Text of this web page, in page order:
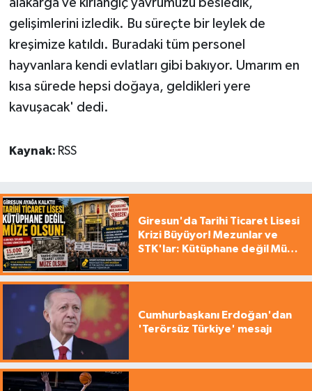
alakarga ve kırlangıç yavrumuzu besledik,
gelişimlerini izledik. Bu süreçte bir leylek de
kreşimize katıldı. Buradaki tüm personel
hayvanlara kendi evlatları gibi bakıyor. Umarım en
kısa sürede hepsi doğaya, geldikleri yere
kavuşacak' dedi.
Kaynak: RSS
Giresun'da Tarihi Ticaret Lisesi
Krizi Büyüyor! Mezunlar ve
STK'lar: Kütüphane değil Müze
Cumhurbaşkanı Erdoğan'dan
'Terörsüz Türkiye' mesajı